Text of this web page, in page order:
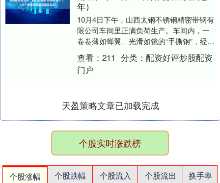
年）
10月4日下午，山西太钢不锈钢精密带钢有
限公司车间里正满负荷生产。车间内，一
卷卷薄如蝉翼、光滑如镜的“手撕钢”，经过
压延、清洗、光亮、拉矫、纵切、包装等
步骤自动....
查看： 211 分类： 配资好评炒股配资
门户
天盈策略文章已加载完成
个股实时涨跌榜
个股涨幅 个股跌幅 个股流入 个股流出
换手率